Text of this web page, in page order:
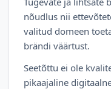
nõudlus nii
valitud domeen
brändi väärtust.
Seetõttu ei ole
pikaajaline